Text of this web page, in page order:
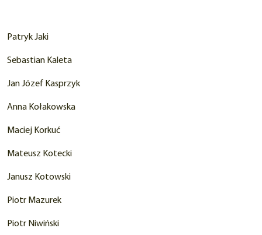
Patryk Jaki
Sebastian Kaleta
Jan Józef Kasprzyk
Anna Kołakowska
Maciej Korkuć
Mateusz Kotecki
Janusz Kotowski
Piotr Mazurek
Piotr Niwiński